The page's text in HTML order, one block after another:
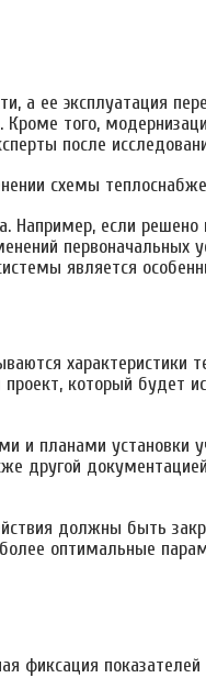
а ее эксплуатация
Кроме того,
после
схемы
Например, если
первоначальных
является
характеристики
который будет
планами установки
другой
должны быть
оптимальные
фиксация показателей